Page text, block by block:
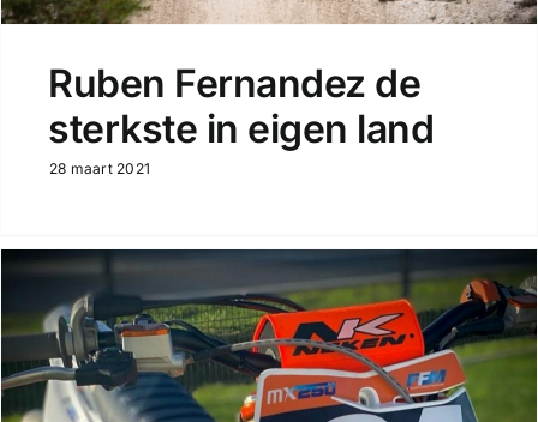
Ruben Fernandez de
sterkste in eigen land
28 maart 2021